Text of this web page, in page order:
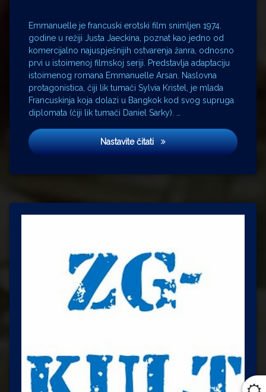
Emmanuelle je francuski erotski film snimljen 1974.
godine u režiji Justa Jaeckina, poznat kao jedno od
komercijalno najuspješnijih ostvarenja žanra, odnosno
prvi u istoimenoj filmskoj seriji. Predstavlja adaptaciju
istoimenog romana Emmanuelle Arsan. Naslovna
protagonistica, čiji lik tumači Sylvia Kristel, je mlada
Francuskinja koja dolazi u Bangkok kod svog supruga
diplomata (čiji lik tumači Daniel Sarky). …
Nastavite čitatiEmmanuelle